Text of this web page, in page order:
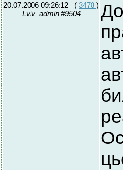
20.07.2006 09:26:12 ( 3478 )
Lviv_admin #9504